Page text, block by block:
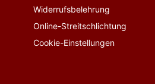
Widerrufsbelehrung
Online-Streitschlichtung
Cookie-Einstellungen